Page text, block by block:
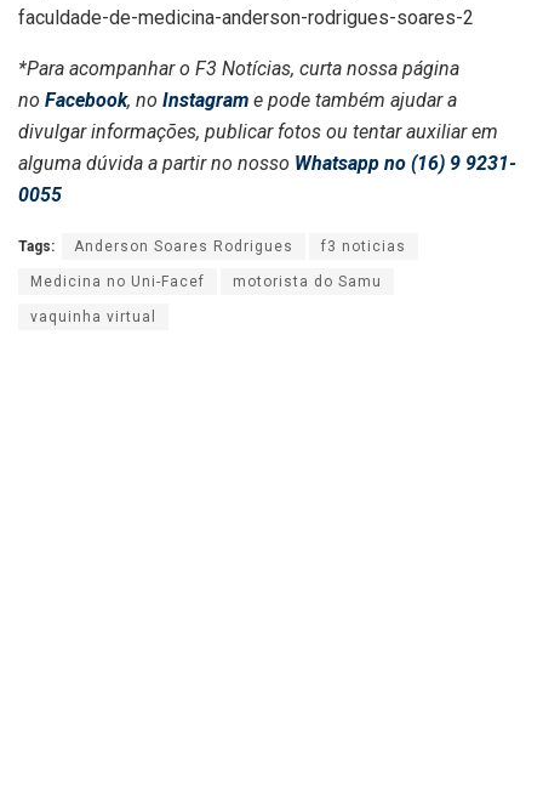
faculdade-de-medicina-anderson-rodrigues-soares-2
*Para acompanhar o F3 Notícias, curta nossa página
no Facebook, no Instagram e pode também ajudar a
divulgar informações, publicar fotos ou tentar auxiliar em
alguma dúvida a partir no nosso Whatsapp no (16) 9 9231-
0055
Tags: Anderson Soares Rodrigues f3 noticias
Medicina no Uni-Facef motorista do Samu
vaquinha virtual